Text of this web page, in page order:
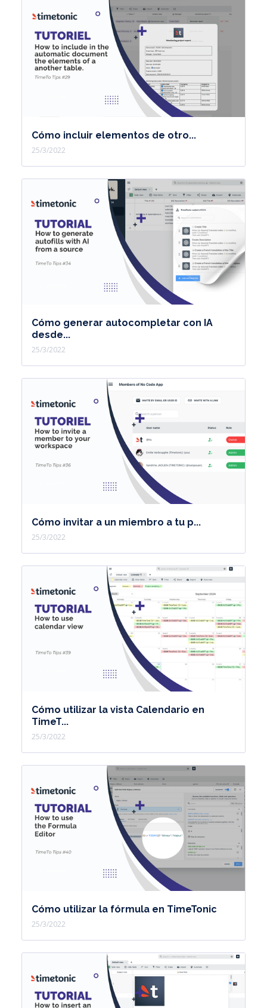
Cómo incluir elementos de otro...
25/3/2022
Cómo generar autocompletar con IA
desde...
25/3/2022
Cómo invitar a un miembro a tu p...
25/3/2022
Cómo utilizar la vista Calendario en
TimeT...
25/3/2022
Cómo utilizar la fórmula en TimeTonic
25/3/2022